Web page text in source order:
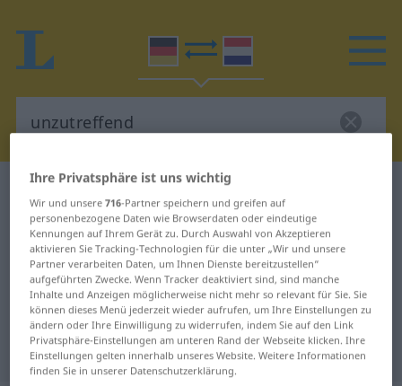
Deutsch-Niederländisch Wörterbuch
unzutreffend
Deutsch-Niederländisch
Übersetzung für "unzutreffend"
"unzutreffend" Niederländisch
Übersetzung
Ihre Privatsphäre ist uns wichtig
Wir und unsere716-Partner speichern und greifen auf
personenbezogene Daten wie Browserdaten oder eindeutige
Kennungen auf Ihrem Gerät zu. Durch Auswahl von Akzeptieren
aktivieren Sie Tracking-Technologien für die unter „Wir und unsere
Partner verarbeiten Daten, um Ihnen Dienste bereitzustellen“
aufgeführten Zwecke. Wenn Tracker deaktiviert sind, sind manche
Inhalte und Anzeigen möglicherweise nicht mehr so relevant für Sie. Sie
können dieses Menü jederzeit wieder aufrufen, um Ihre Einstellungen zu
ändern oder Ihre Einwilligung zu widerrufen, indem Sie auf den Link
Privatsphäre-Einstellungen am unteren Rand der Webseite klicken. Ihre
Einstellungen gelten innerhalb unseres Website. Weitere Informationen
finden Sie in unserer Datenschutzerklärung.